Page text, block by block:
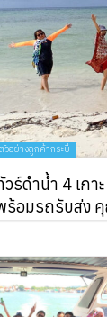
ตัวอย่างลูกค้ากระบี่
วร์ดำน้ำ 4 เกา
ร้อมรถรับส่ง